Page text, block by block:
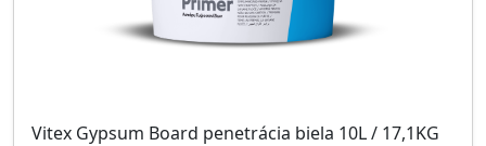
Vitex Gypsum Board penetrácia biela 10L / 17,1KG